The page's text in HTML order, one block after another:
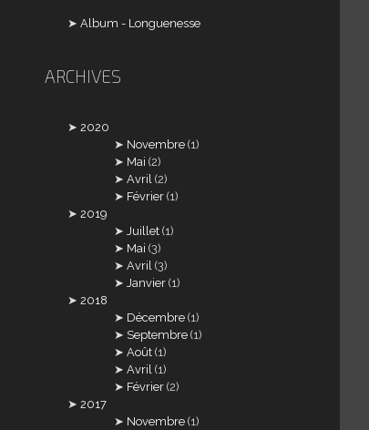
Album - Longuenesse
ARCHIVES
2020
Novembre (1)
Mai (2)
Avril (2)
Février (1)
2019
Juillet (1)
Mai (3)
Avril (3)
Janvier (1)
2018
Décembre (1)
Septembre (1)
Août (1)
Avril (1)
Février (2)
2017
Novembre (1)